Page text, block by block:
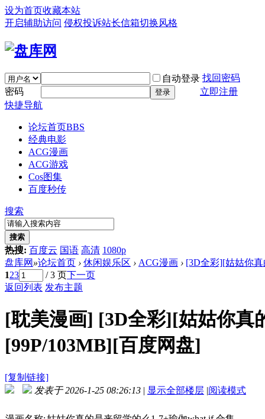
设为首页收藏本站
开启辅助访问 侵权投诉站长信箱切换风格
自动登录 找回密码
密码
登录
立即注册
快捷导航
论坛首页BBS
经典电影
ACG漫画
ACG游戏
Cos图集
百度秒传
搜索
搜索
热搜: 百度云 国语 高清 1080p
盘库网 »论坛首页 › 休闲娱乐区 › ACG漫画 › [3D全彩][姑姑你
123 / 3 页下一页
返回列表 发布主题
[耽美漫画] [3D全彩][姑姑你真
[99P/103MB][百度网盘]
[复制链接]
发表于 2026-1-25 08:26:13 | 显示全部楼层 |阅读模式